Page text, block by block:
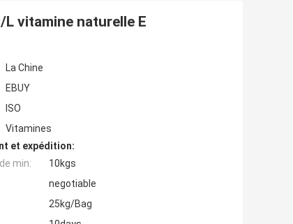
vitamine naturelle E
La Chine
EBUY
ISO
Vitamines
et expédition:
min:
10kgs
negotiable
25kg/Bag